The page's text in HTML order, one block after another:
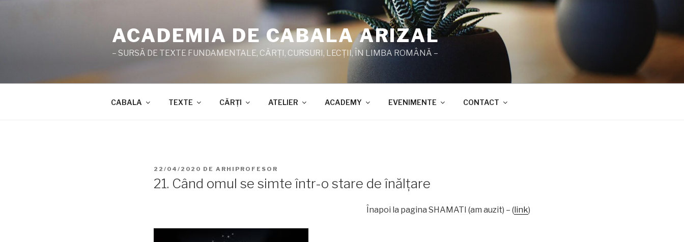
ACADEMIA DE CABALA ARIZAL
– SURSĂ DE TEXTE FUNDAMENTALE, CĂRŢI, CURSURI, LECŢII, ÎN LIMBA ROMÂNĂ –
CABALA TEXTE CĂRŢI ATELIER ACADEMY EVENIMENTE CONTACT
PUBLICAT
22/04/2020 DE ARHIPROFESOR
21. Când omul se simte într-o stare de înălţare
Înapoi la pagina SHAMATI (am auzit) – ( link)